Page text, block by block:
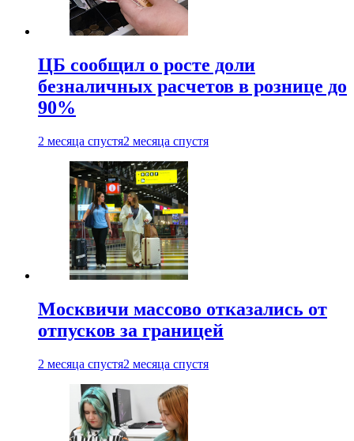
ЦБ сообщил о росте доли
безналичных расчетов в рознице до
90%
2 месяца спустя2 месяца спустя
Москвичи массово отказались от
отпусков за границей
2 месяца спустя2 месяца спустя